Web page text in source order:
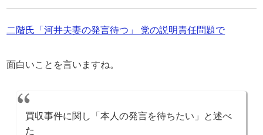
二階氏「河井夫妻の発言待つ」 党の説明責任問題で
面白いことを言いますね。
買収事件に関し「本人の発言を待ちたい」と述べ
た